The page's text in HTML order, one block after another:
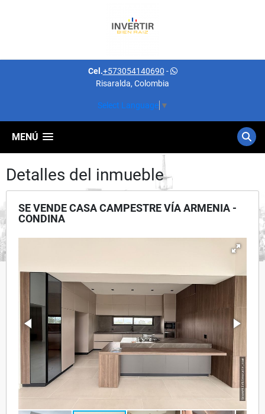
Cel.+573054140690 -
Risaralda, Colombia
Select Language ▼
MENÚ
Detalles del inmueble
SE VENDE CASA CAMPESTRE VÍA ARMENIA -
CONDINA